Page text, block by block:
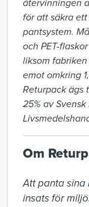
återvinningen
för att säkra
pantsystem.
och PET-
liksom
emot omkring
Returpack ägs
25% av
Om
Att panta
insats för